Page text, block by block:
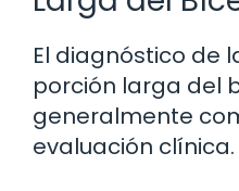
El diagnóstico de
porción larga del
generalmente
evaluación clínica.